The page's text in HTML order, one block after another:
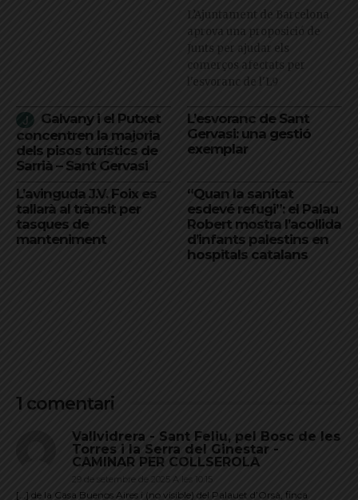
L’Ajuntament de Barcelona
aprova una proposició de
Junts per ajudar els
comerços afectats per
l'esvoranc de l'L9
Galvany i el Putxet
concentren la majoria
dels pisos turístics de
Sarrià – Sant Gervasi
L’esvoranc de Sant
Gervasi: una gestió
exemplar
L’avinguda J.V. Foix es
tallarà al trànsit per
tasques de
manteniment
“Quan la sanitat
esdevé refugi”: el Palau
Robert mostra l’acollida
d’infants palestins en
hospitals catalans
1 comentari
Vallvidrera - Sant Feliu, pel Bosc de les
Torres i la Serra del Ginestar -
CAMINAR PER COLLSEROLA
29 de setembre de 2025 A les 10:15
[…] de la Casa Buenos Aires i (no visible) del Palauet d’Orsà, finca